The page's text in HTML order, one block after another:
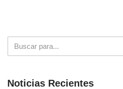
Noticias Recientes